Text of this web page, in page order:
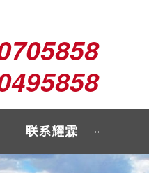
联系耀霖